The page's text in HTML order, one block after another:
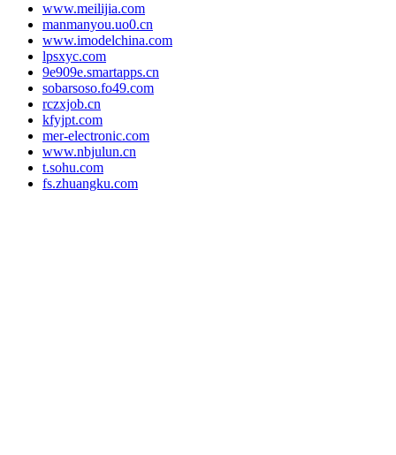
www.meilijia.com
manmanyou.uo0.cn
www.imodelchina.com
lpsxyc.com
9e909e.smartapps.cn
sobarsoso.fo49.com
rczxjob.cn
kfyjpt.com
mer-electronic.com
www.nbjulun.cn
t.sohu.com
fs.zhuangku.com